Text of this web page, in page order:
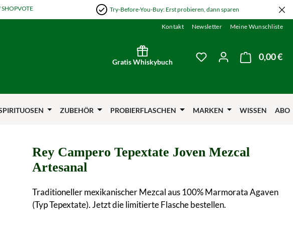
Try-Before-You-Buy: Erst probieren, dann sparen
Kontakt Newsletter Meine Wunschliste
Gratis Whiskybuch
Du hast 0 Produkte
0,00 €
ZUBEHÖR PROBIERFLASCHEN MARKEN WISSEN ABO
Rey Campero Tepextate Joven Mezcal
Artesanal
Traditioneller mexikanischer Mezcal aus 100% Marmorata Agaven
(Typ Tepextate). Jetzt die limitierte Flasche bestellen.